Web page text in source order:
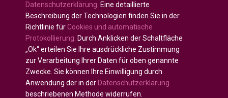
العربية(Arabisch )
Português(Portugiesisch, Portugal)
Alle Rechte vorbehalten © 2020 - 2025
U-INTOSAI —
Datenschutzerklärung . Eine detaillierte
Beschreibung der Technologien finden Sie in der
Richtlinie für Cookies und automatische
Protokollierung . Durch Anklicken der Schaltfläche
„Ok“ erteilen Sie Ihre ausdrückliche Zustimmung
zur Verarbeitung Ihrer Daten für oben genannte
Zwecke. Sie können Ihre Einwilligung durch
Anwendung der in der Datenschutzerklärung
beschriebenen Methode widerrufen.